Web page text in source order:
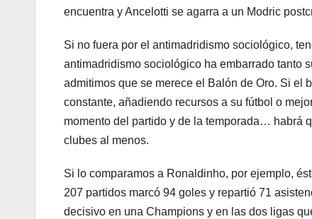
encuentra y Ancelotti se agarra a un Modric
Si no fuera por el antimadridismo sociológico,
antimadridismo sociológico ha embarrado tanto
admitimos que se merece el Balón de Oro. Si el
constante, añadiendo recursos a su fútbol o
momento del partido y de la temporada… habrá
clubes al menos.
Si lo comparamos a Ronaldinho, por ejemplo,
207 partidos marcó 94 goles y repartió 71
decisivo en una Champions y en las dos ligas